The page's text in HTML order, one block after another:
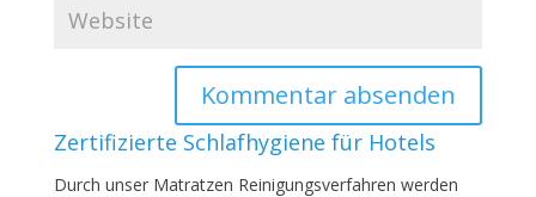
Zertifizierte Schlafhygiene für Hotels
Durch unser Matratzen Reinigungsverfahren werden